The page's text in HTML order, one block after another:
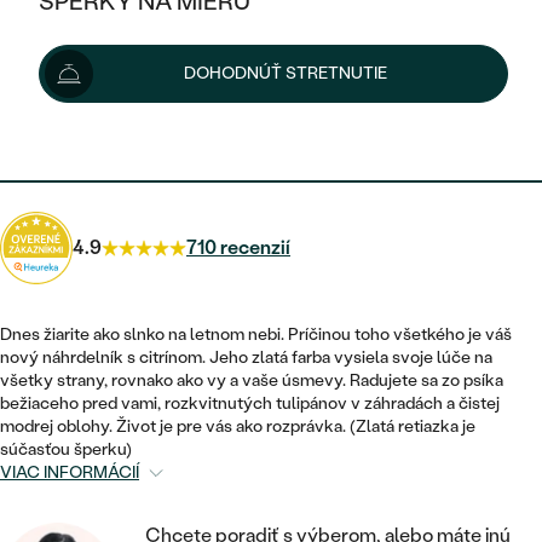
KOMBINOVANÉ ZLATO
PODĽA ŠTÝLU
ETERNITY
VINTAGE
NETRADIČNÉ
POSTRANNÉ DRAHOKAMY
HALO
VINTAGE
SET ZÁSNUBNÉHO PRSTEŇA A
NETRADIČNÉ
ZOSTAVTE SI PRSTEŇ
VÝPREDAJ
ŠPERKY ČO POMÁHAJÚ
PODĽA TYPU
NÁUŠNICE
PRSTENE
PRÍVESKY
NÁRAMKY
SETY
PÁNSKE ŠPERKY
PLATINOVÉ
NAPICHOVACIE
KRUHOVÉ
MINIMALISTICKÉ
VISIACE
SOLITÉR
ZLATÉ
STRIEBORNÉ
PODĽA ŠTÝLU
SOLITÉR
NARODENIE DIEŤAŤA
PERSONALIZOVANÉ
SO ZNAMENÍM ZVEROKRUHU
MINIMALISTICKÉ
VÝPREDAJ
ZLATÉ
STRIEBORNÉ
PODĽA ŠTÝLU
ETERNITY
MINIMALISTICKÉ
DOHODNÚŤ STRETNUTIE
460 €
Možnosti doručenia
4.9 710 recenzií
Dnes žiarite ako slnko na letnom nebi. Príčinou toho všetkého je váš
nový náhrdelník s citrínom. Jeho zlatá farba vysiela svoje lúče na
všetky strany, rovnako ako vy a vaše úsmevy. Radujete sa zo psíka
bežiaceho pred vami, rozkvitnutých tulipánov v záhradách a čistej
modrej oblohy. Život je pre vás ako rozprávka. (Zlatá retiazka je
súčasťou šperku)
VIAC INFORMÁCIÍ
Chcete poradiť s výberom, alebo máte inú